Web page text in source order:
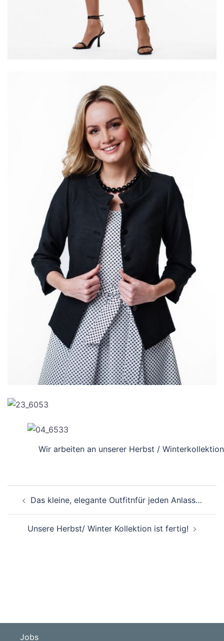
Wir arbeiten an unserer Herbst /
Das kleine, elegante Outfitnfür jeden Anlass…
Unsere Herbst/ Winter Kollektion ist fertig!
Jobs